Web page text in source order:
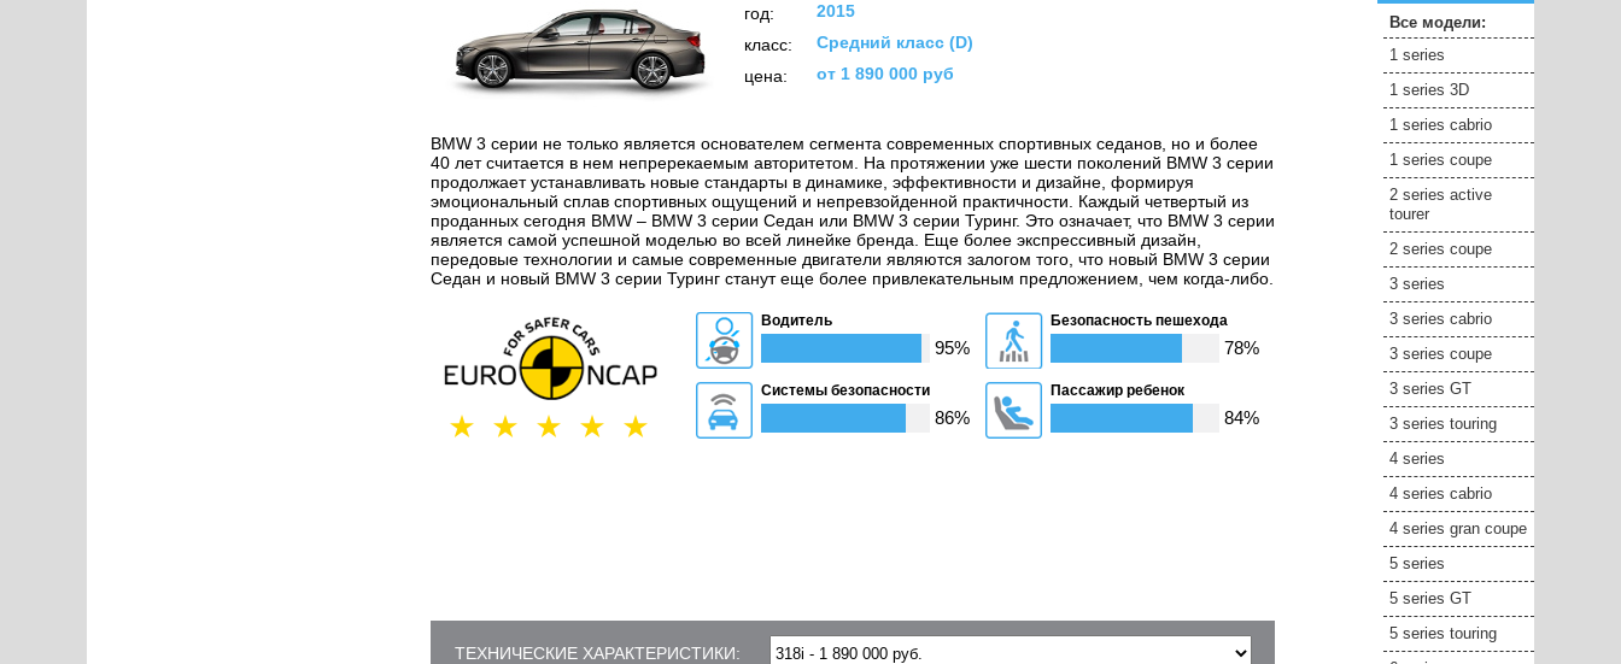
год:
2015
класс:
Средний класс (D)
цена:
от 1 890 000 руб
BMW 3 серии не только является основателем сегмента современных спортивных седанов, но и более
40 лет считается в нем непререкаемым авторитетом. На протяжении уже шести поколений BMW 3 серии
продолжает устанавливать новые стандарты в динамике, эффективности и дизайне, формируя
эмоциональный сплав спортивных ощущений и непревзойденной практичности. Каждый четвертый из
проданных сегодня BMW – BMW 3 серии Седан или BMW 3 серии Туринг. Это означает, что BMW 3 серии
является самой успешной моделью во всей линейке бренда. Еще более экспрессивный дизайн,
передовые технологии и самые современные двигатели являются залогом того, что новый BMW 3 серии
Седан и новый BMW 3 серии Туринг станут еще более привлекательным предложением, чем когда-либо.
Водитель
95%
Безопасность пешехода
78%
Системы безопасности
86%
Пассажир ребенок
84%
ТЕХНИЧЕСКИЕ ХАРАКТЕРИСТИКИ:
Все модели:
1 series
1 series 3D
1 series cabrio
1 series coupe
2 series active
tourer
2 series coupe
3 series
3 series cabrio
3 series coupe
3 series GT
3 series touring
4 series
4 series cabrio
4 series gran coupe
5 series
5 series GT
5 series touring